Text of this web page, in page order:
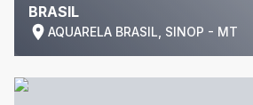
BRASIL
AQUARELA BRASIL, SINOP - MT